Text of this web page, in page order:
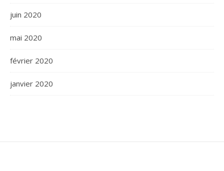
juin 2020
mai 2020
février 2020
janvier 2020